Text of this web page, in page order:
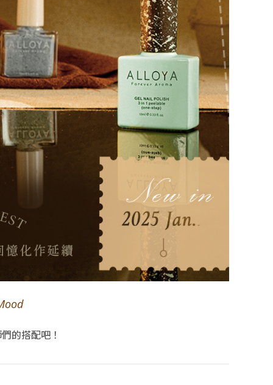
的搭配吧！